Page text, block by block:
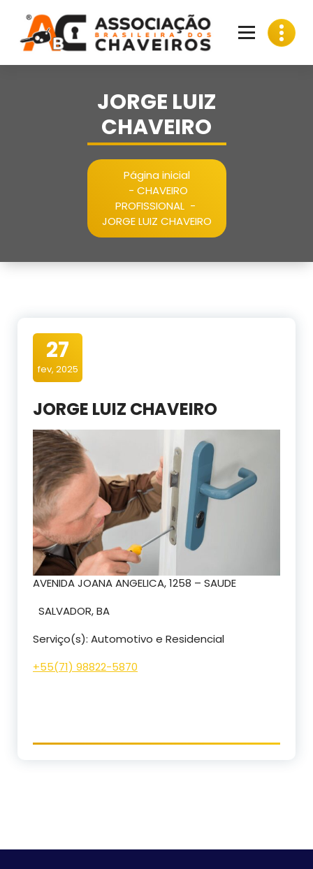
conteúdo
JORGE LUIZ
CHAVEIRO
Página inicial
- CHAVEIRO
PROFISSIONAL-
JORGE LUIZ CHAVEIRO
27
fev, 2025
JORGE LUIZ CHAVEIRO
AVENIDA JOANA ANGELICA, 1258 – SAUDE
SALVADOR, BA
Serviço(s): Automotivo e Residencial
+55(71) 98822-5870